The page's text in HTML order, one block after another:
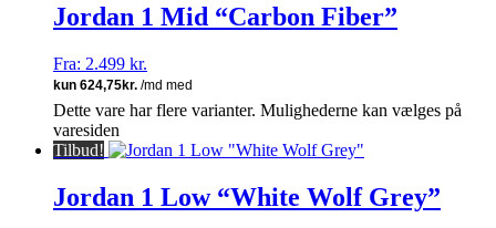
Jordan 1 Mid “Carbon Fiber”
Fra: 2.499 kr.
Dette vare har flere varianter. Mulighederne kan vælges på
varesiden
Tilbud!
Jordan 1 Low “White Wolf Grey”